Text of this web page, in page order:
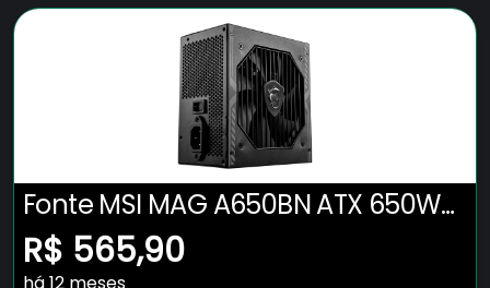
Fonte MSI MAG A650BN ATX 650W
80 PLUS Bronze PFC Ativo Preto
R$ 565,90